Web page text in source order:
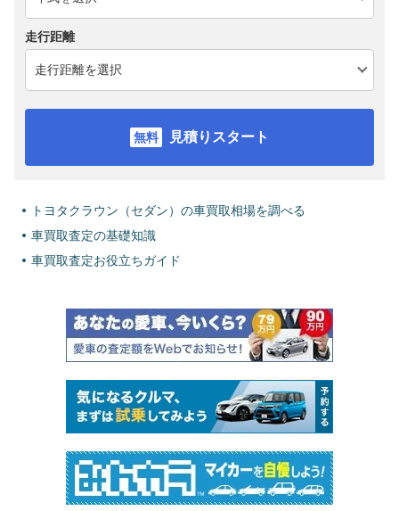
走行距離
見積りスタート
トヨタクラウン（セダン）の車買取相場を調べる
車買取査定の基礎知識
車買取査定お役立ちガイド